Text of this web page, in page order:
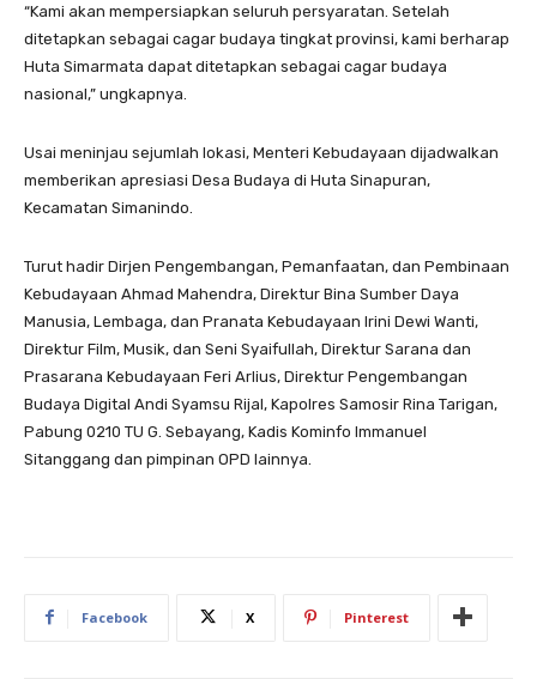
“Kami akan mempersiapkan seluruh persyaratan. Setelah
ditetapkan sebagai cagar budaya tingkat provinsi, kami berharap
Huta Simarmata dapat ditetapkan sebagai cagar budaya
nasional,” ungkapnya.
Usai meninjau sejumlah lokasi, Menteri Kebudayaan dijadwalkan
memberikan apresiasi Desa Budaya di Huta Sinapuran,
Kecamatan Simanindo.
Turut hadir Dirjen Pengembangan, Pemanfaatan, dan Pembinaan
Kebudayaan Ahmad Mahendra, Direktur Bina Sumber Daya
Manusia, Lembaga, dan Pranata Kebudayaan Irini Dewi Wanti,
Direktur Film, Musik, dan Seni Syaifullah, Direktur Sarana dan
Prasarana Kebudayaan Feri Arlius, Direktur Pengembangan
Budaya Digital Andi Syamsu Rijal, Kapolres Samosir Rina Tarigan,
Pabung 0210 TU G. Sebayang, Kadis Kominfo Immanuel
Sitanggang dan pimpinan OPD lainnya.
Facebook X Pinterest